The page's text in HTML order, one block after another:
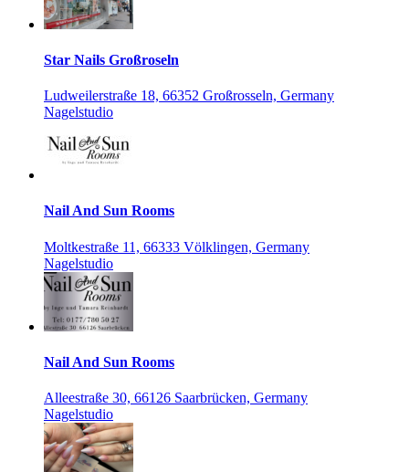
Star Nails Großroseln
Ludweilerstraße 18, 66352 Großrosseln, Germany
Nagelstudio
Nail And Sun Rooms
Moltkestraße 11, 66333 Völklingen, Germany
Nagelstudio
Nail And Sun Rooms
Alleestraße 30, 66126 Saarbrücken, Germany
Nagelstudio